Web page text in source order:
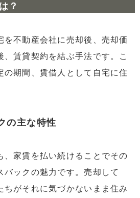
？
を不動産会社に売却後、売却価
賃貸契約を結ぶ手法です。こ
の期間、賃借人として自宅に住
の主な特性
、家賃を払い続けることでその
バックの魅力です。売却して
ちがそれに気づかないまま住み